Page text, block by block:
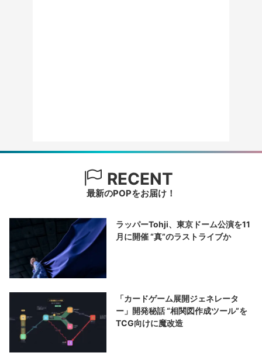
RECENT
最新のPOPをお届け！
ラッパーTohji、東京ドーム公演を11
月に開催 “真”のラストライブか
「カードゲーム展開ジェネレータ
ー」開発秘話 “相関図作成ツール”を
TCG向けに魔改造